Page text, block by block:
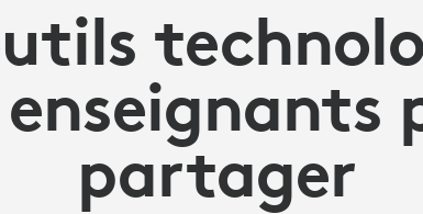
enseignants
partager